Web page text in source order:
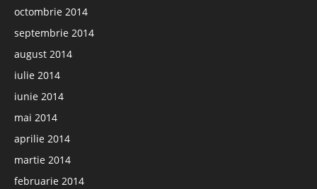
octombrie 2014
septembrie 2014
august 2014
iulie 2014
iunie 2014
mai 2014
aprilie 2014
martie 2014
februarie 2014